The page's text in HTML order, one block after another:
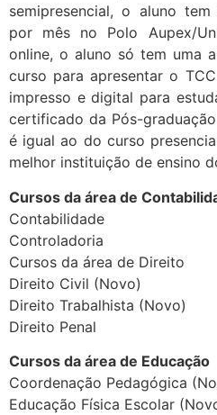
semipresencial, o aluno
por mês no Polo Aupex/
online, o aluno só tem uma
curso para apresentar o
impresso e digital para
certificado da Pós-
é igual ao do curso
melhor instituição de ensino
Cursos da área de
Contabilidade
Controladoria
Cursos da área de Direito
Direito Civil (Novo)
Direito Trabalhista (Novo)
Direito Penal
Cursos da área de Educação
Coordenação Pedagógica
Educação Física Escolar